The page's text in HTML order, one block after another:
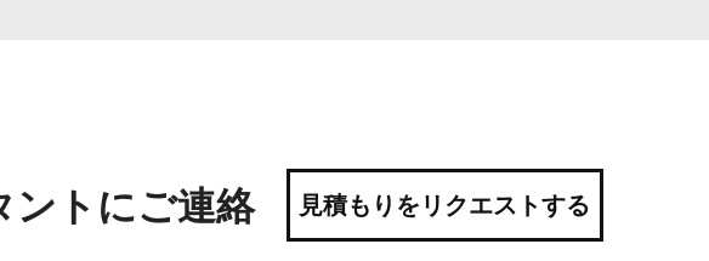
ントにご連絡
見積もりをリクエストする